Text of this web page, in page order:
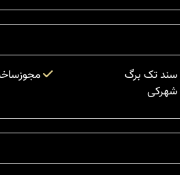
سند تک برگ
شهرکی